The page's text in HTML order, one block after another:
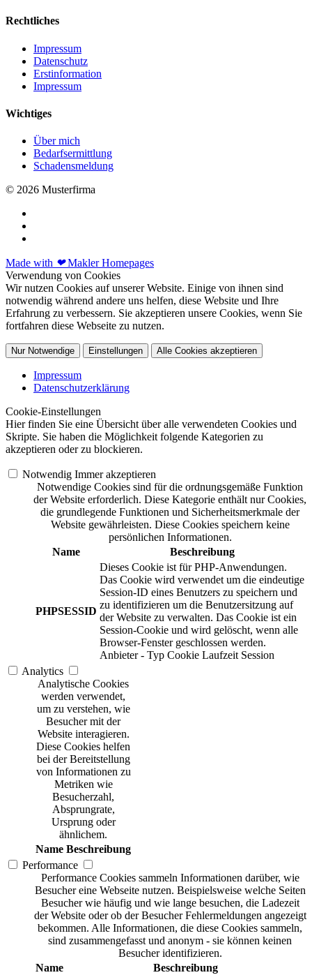
Rechtliches
Impressum
Datenschutz
Erstinformation
Impressum
Wichtiges
Über mich
Bedarfsermittlung
Schadensmeldung
© 2026 Musterfirma
Made with ❤Makler Homepages
Verwendung von Cookies
Wir nutzen Cookies auf unserer Website. Einige von ihnen sind
notwendig während andere uns helfen, diese Website und Ihre
Erfahrung zu verbessern. Sie akzeptieren unsere Cookies, wenn Sie
fortfahren diese Webseite zu nutzen.
Nur Notwendige Einstellungen Alle Cookies akzeptieren
Impressum
Datenschutzerklärung
Cookie-Einstellungen
Hier finden Sie eine Übersicht über alle verwendeten Cookies und
Skripte. Sie haben die Möglichkeit folgende Kategorien zu
akzeptieren oder zu blockieren.
Notwendig Immer akzeptieren
Notwendige Cookies sind für die ordnungsgemäße Funktion
der Website erforderlich. Diese Kategorie enthält nur Cookies,
die grundlegende Funktionen und Sicherheitsmerkmale der
Website gewährleisten. Diese Cookies speichern keine
persönlichen Informationen.
Name
Beschreibung
PHPSESSID
Dieses Cookie ist für PHP-Anwendungen.
Das Cookie wird verwendet um die eindeutige
Session-ID eines Benutzers zu speichern und
zu identifizieren um die Benutzersitzung auf
der Website zu verwalten. Das Cookie ist ein
Session-Cookie und wird gelöscht, wenn alle
Browser-Fenster geschlossen werden.
Anbieter - Typ Cookie Laufzeit Session
Analytics
Analytische Cookies
werden verwendet,
um zu verstehen, wie
Besucher mit der
Website interagieren.
Diese Cookies helfen
bei der Bereitstellung
von Informationen zu
Metriken wie
Besucherzahl,
Absprungrate,
Ursprung oder
ähnlichem.
Name Beschreibung
Performance
Performance Cookies sammeln Informationen darüber, wie
Besucher eine Webseite nutzen. Beispielsweise welche Seiten
Besucher wie häufig und wie lange besuchen, die Ladezeit
der Website oder ob der Besucher Fehlermeldungen angezeigt
bekommen. Alle Informationen, die diese Cookies sammeln,
sind zusammengefasst und anonym - sie können keinen
Besucher identifizieren.
Name
Beschreibung